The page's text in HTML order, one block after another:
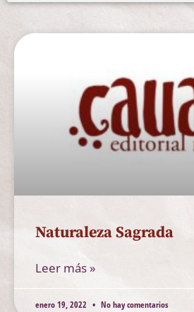
Naturaleza Sagrada
Leer más »
enero 19, 2022 No hay comentarios